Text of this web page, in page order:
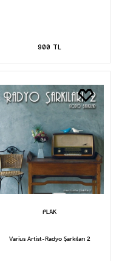
900 TL
Varius Artist-Radyo Şarkıları 2